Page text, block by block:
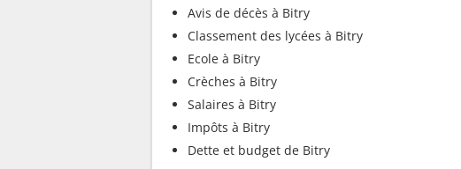
Avis de décès à Bitry
Classement des lycées à Bitry
Ecole à Bitry
Crèches à Bitry
Salaires à Bitry
Impôts à Bitry
Dette et budget de Bitry